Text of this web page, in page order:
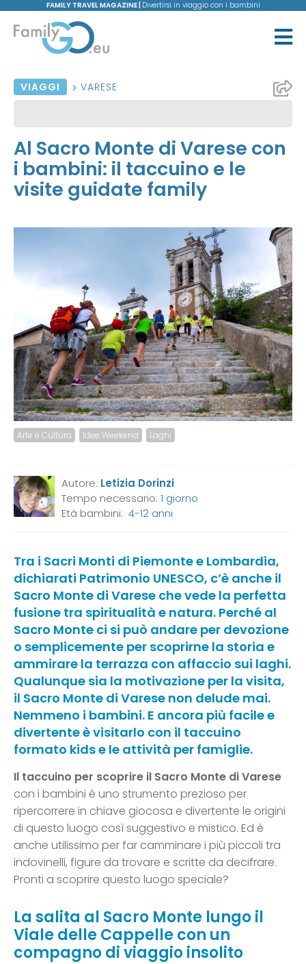
FAMILY TRAVEL MAGAZINE | Divertirsi in viaggio con i bambini
VIAGGI VARESE
Al Sacro Monte di Varese con
i bambini: il taccuino e le
visite guidate family
Arte e Cultura Idee Weekend Laghi
Autore: Letizia Dorinzi
Tempo necessario: 1 giorno
Età bambini: 4-12 anni
Tra i Sacri Monti di Piemonte e Lombardia,
dichiarati Patrimonio UNESCO, c’è anche il
Sacro Monte di Varese che vede la perfetta
fusione tra spiritualità e natura. Perché al
Sacro Monte ci si può andare per devozione
o semplicemente per scoprirne la storia e
ammirare la terrazza con affaccio sui laghi.
Qualunque sia la motivazione per la visita,
il Sacro Monte di Varese non delude mai.
Nemmeno i bambini. E ancora più facile e
divertente è visitarlo con il taccuino
formato kids e le attività per famiglie.
Il taccuino per scoprire il Sacro Monte di Varese
con i bambini è uno strumento prezioso per
ripercorrere in chiave giocosa e divertente le origini
di questo luogo così suggestivo e mistico. Ed è
anche utilissimo per far camminare i più piccoli tra
indovinelli, figure da trovare e scritte da decifrare.
Pronti a scoprire questo luogo speciale?
La salita al Sacro Monte lungo il
Viale delle Cappelle con un
compagno di viaggio insolito